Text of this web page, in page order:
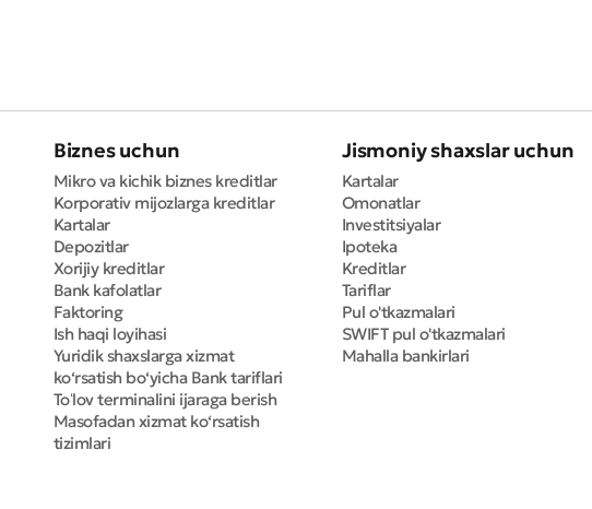
Biznes uchun
Mikro va kichik biznes kreditlar
Korporativ mijozlarga kreditlar
Kartalar
Depozitlar
Xorijiy kreditlar
Bank kafolatlar
Faktoring
Ish haqi loyihasi
Yuridik shaxslarga xizmat
ko‘rsatish bo‘yicha Bank tariflari
Toʻlov terminalini ijaraga berish
Masofadan xizmat ko‘rsatish
tizimlari
Jismoniy shaxslar uchun
Kartalar
Omonatlar
Investitsiyalar
Ipoteka
Kreditlar
Tariflar
Pul o'tkazmalari
SWIFT pul o'tkazmalari
Mahalla bankirlari